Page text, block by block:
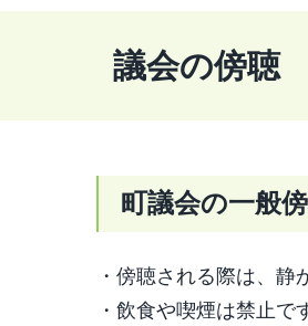
議会の傍聴
町議会の一般
・傍聴される際は、静
・飲食や喫煙は禁止で